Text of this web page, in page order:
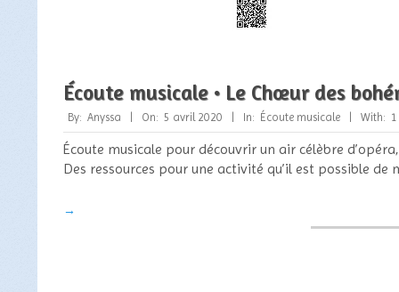
Écoute musicale • Le Chœur des
2020-
04-
05
By: Anyssa On: 5 avril 2020 In: Écoute musicale With:
Écoute musicale pour découvrir un air célèbre
Des ressources pour une activité qu’il est possible de
→